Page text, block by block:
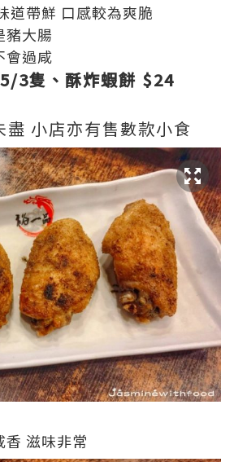
道帶鮮 口感較為爽脆
豬大腸
會過咸
3隻、酥炸蝦餅 $24
盡 小店亦有售數款小食
滋味非常